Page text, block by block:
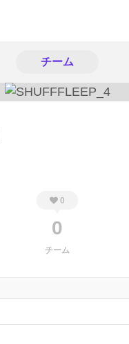
チーム
0
0
チーム